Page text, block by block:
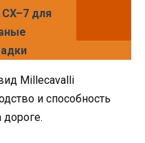
для
Millecavalli
и способность